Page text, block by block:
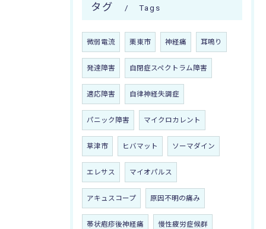
タグ Tags
微弱電流 栗東市 神経痛 耳鳴り
発達障害 自閉症スペクトラム障害
適応障害 自律神経失調症
パニック障害 マイクロカレント
草津市 ヒバマット ソーマダイン
エレサス マイオパルス
アキュスコープ 原因不明の痛み
帯状疱疹後神経痛 慢性疲労症候群